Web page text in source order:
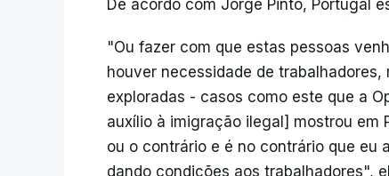
De acordo com Jorge Pinto, Portugal
"Ou fazer com que estas pessoas
houver necessidade de
exploradas - casos como este que a
auxílio à imigração ilegal] mostrou em
ou o contrário e é no contrário que eu
dando condições aos trabalhadores",